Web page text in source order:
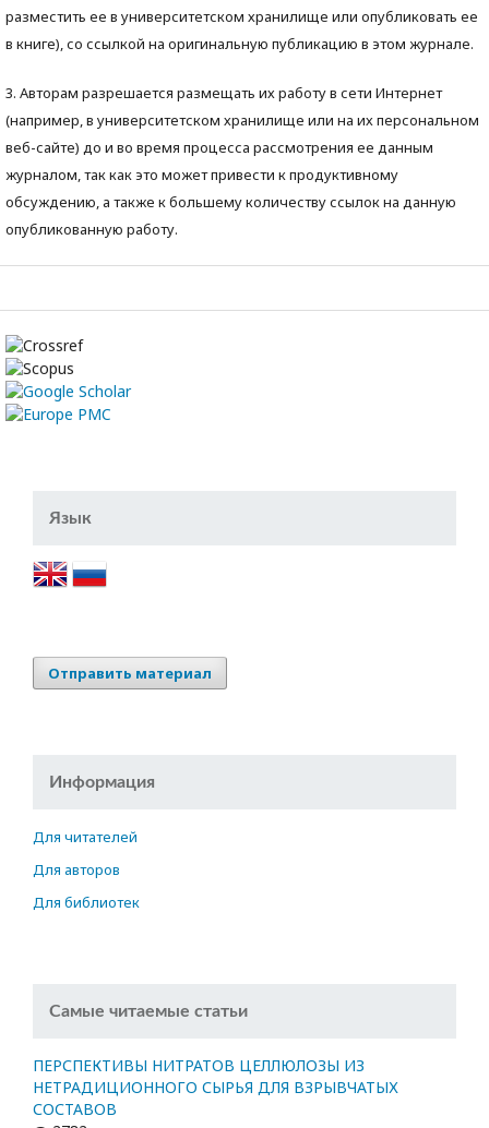
разместить ее в университетском хранилище или опубликовать ее
в книге), со ссылкой на оригинальную публикацию в этом журнале.
3. Авторам разрешается размещать их работу в сети Интернет
(например, в университетском хранилище или на их персональном
веб-сайте) до и во время процесса рассмотрения ее данным
журналом, так как это может привести к продуктивному
обсуждению, а также к большему количеству ссылок на данную
опубликованную работу.
Язык
Отправить материал
Информация
Для читателей
Для авторов
Для библиотек
Самые читаемые статьи
ПЕРСПЕКТИВЫ НИТРАТОВ ЦЕЛЛЮЛОЗЫ ИЗ
НЕТРАДИЦИОННОГО СЫРЬЯ ДЛЯ ВЗРЫВЧАТЫХ
СОСТАВОВ